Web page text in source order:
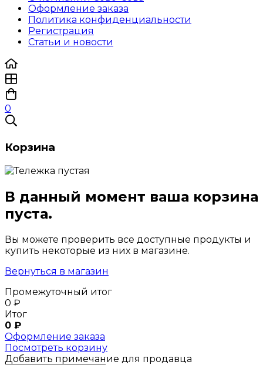
Оформление заказа
Политика конфиденциальности
Регистрация
Статьи и новости
0
Корзина
В данный момент ваша корзина
пуста.
Вы можете проверить все доступные продукты и
купить некоторые из них в магазине.
Вернуться в магазин
Промежуточный итог
0 ₽
Итог
0 ₽
Оформление заказа
Посмотреть корзину
Добавить примечание для продавца